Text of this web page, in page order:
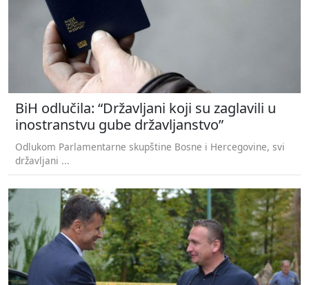
BiH odlučila: “Državljani koji su zaglavili u
inostranstvu gube državljanstvo”
Odlukom Parlamentarne skupštine Bosne i Hercegovine, svi
državljani ...